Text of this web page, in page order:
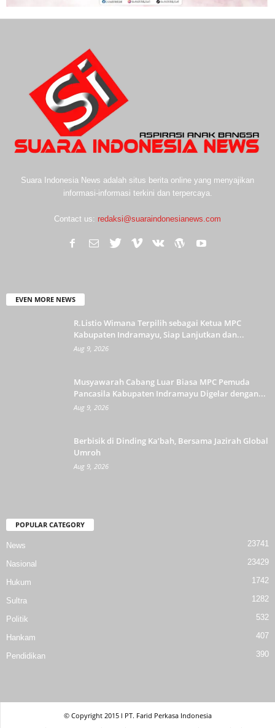
Suara Indonesia News adalah situs berita online yang menyajikan
informasi-informasi terkini dan terpercaya.
Contact us: redaksi@suaraindonesianews.com
EVEN MORE NEWS
R.Listio Wimana Terpilih sebagai Ketua MPC
Kabupaten Indramayu, Siap Lanjutkan dan...
Aug 9, 2026
Musyawarah Cabang Luar Biasa MPC Pemuda
Pancasila Kabupaten Indramayu Digelar dengan...
Aug 9, 2026
Berbisik di Dinding Ka’bah, Bersama Jazirah Global
Umroh
Aug 9, 2026
POPULAR CATEGORY
News 23741
Nasional 23429
Hukum 1742
Sultra 1282
Politik 532
Hankam 407
Pendidikan 390
© Copyright 2015 l PT. Farid Perkasa Indonesia